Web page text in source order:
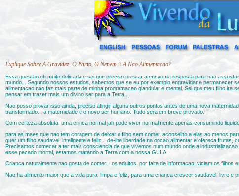
Explique Sobre A Gravidez, O Parto, O Nenem E A Nao Alimentacao?
Essa questao eh muito delicada e sei que preciso prestar atencao na resposta para nao
mundo... Segundo nossos estudos, sabemos que se eu por exemplo engravidar e permanecer
alimentacao nao faz mais parte de minha programacao glandular e mental. Sei que meu filho
pensar em trazer mais um divino ser para a Terra...
Nao posso provar isso ainda, preciso atingir alguns outros pontos antes de uma nova
transformado... a maternidade e o novo ser humano. Tudo sera em breve provado.
Com certeza absoluta, uma crinca normal jah pode viver normalmente apenas consumindo
para as maes que nao tem coragem de deixar o filho sem comer, aconselho a elas ao menos
quer um filho saudavel, inteligente e feliz... de-lhe liberdade na opcao alimentar e ofereca
Precisamos comecar a ter mais consciencia de que vivemos num mundo onde a
esse pecado mortal, estamos matando a Terra com a nossa GULA.
Crianca naturalmente nao gosta de comer... os adultos, por falta de informacao, viciam os filhos
Nao ha alimento maior que a vida pura, limpa e feliz, para uma crianca crescer saudavel, livre e